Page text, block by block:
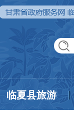
临夏县旅游